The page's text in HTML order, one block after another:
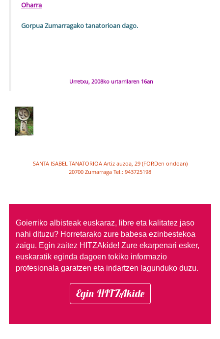
Oharra
Gorpua Zumarragako tanatorioan dago.
Urretxu, 2008ko urtarrilaren 16an
SANTA ISABEL TANATORIOA Artiz auzoa, 29 (FORDen ondoan)
20700 Zumarraga Tel.: 943725198
Goierriko albisteak euskaraz, libre eta kalitatez jaso
nahi dituzu? Horretarako zure babesa ezinbestekoa
zaigu. Egin zaitez HITZAkide! Zure ekarpenari esker,
euskaratik eginda dagoen tokiko informazio
profesionala garatzen eta indartzen lagunduko duzu.
Egin HITZAkide